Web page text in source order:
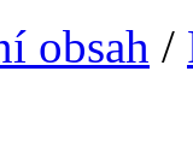
obsah /